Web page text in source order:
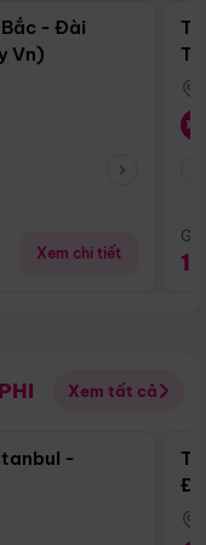
- Đài
Vn)
Xem chi tiết
Xem tất cả
Điểm nổi bật
-